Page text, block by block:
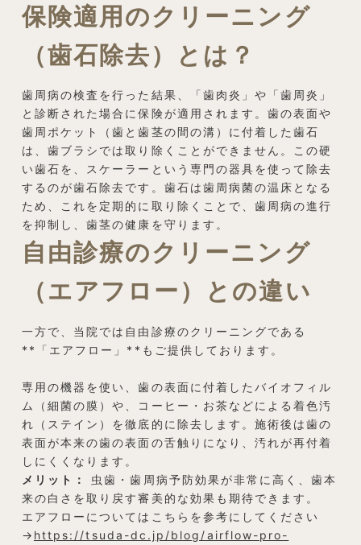
保険適用のクリーニング
（歯石除去）とは？
歯周病の検査を行った結果、「歯肉炎」や「歯周炎」
と診断された場合に保険が適用されます。歯の表面や
歯周ポケット（歯と歯茎の間の溝）に付着した歯石
は、歯ブラシでは取り除くことができません。この硬
い歯石を、スケーラーという専門の器具を使って除去
するのが歯石除去です。歯石は歯周病菌の温床となる
ため、これを定期的に取り除くことで、歯周病の進行
を抑制し、歯茎の健康を守ります。
自由診療のクリーニング
（エアフロー）との違い
一方で、当院では自由診療のクリーニングである
**「エアフロー」**もご提供しております。
専用の機器を使い、歯の表面に付着したバイオフィル
ム（細菌の膜）や、コーヒー・お茶などによる着色汚
れ（ステイン）を徹底的に除去します。施術後は歯の
表面が本来の歯の表面の舌触りになり、汚れが再付着
しにくくなります。
メリット：
虫歯・歯周病予防効果が非常に高く、歯本
来の白さを取り戻す審美的な効果も期待できます。
エアフローについてはこちらを参考にしてください
→ https://tsuda-dc.jp/blog/airflow-pro-